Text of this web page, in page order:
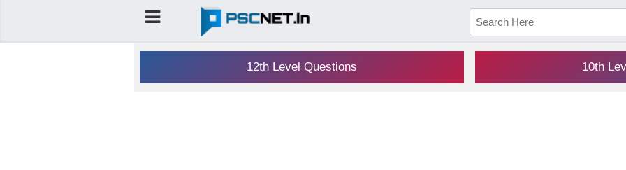
12th Level Questions 10th